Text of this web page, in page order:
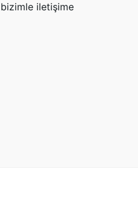
iletişime